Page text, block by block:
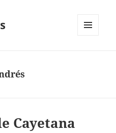
Cayetana